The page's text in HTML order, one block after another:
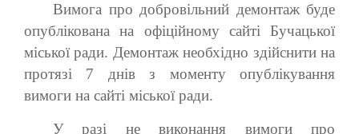
Вимога про добровільний демонтаж буде
опублікована на офіційному сайті Бучацької
міської ради. Демонтаж необхідно здійснити на
протязі 7 днів з моменту опублікування
вимоги на сайті міської ради.
У разі не виконання вимоги про